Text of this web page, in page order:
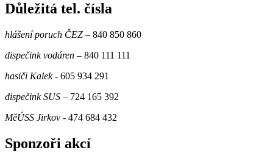
Důležitá tel. čísla
hlášení poruch ČEZ – 840 850 860
dispečink vodáren – 840 111 111
hasiči Kalek- 605 934 291
dispečink SUS – 724 165 392
MěÚSS Jirkov - 474 684 432
Sponzoři akcí